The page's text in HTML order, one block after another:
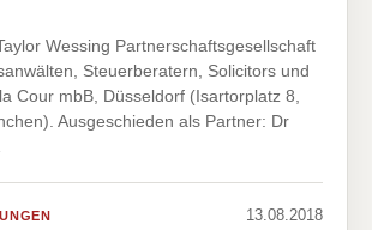
Wessing Partnerschaftsgesellschaft
Steuerberatern, Solicitors und
Cour mbB, Düsseldorf (Isartorplatz 8,
Ausgeschieden als Partner: Dr
13.08.2018